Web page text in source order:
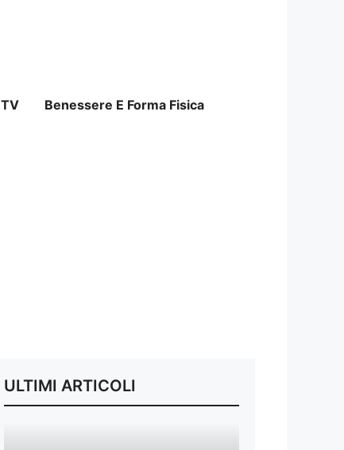
TV Benessere E Forma Fisica
ULTIMI ARTICOLI